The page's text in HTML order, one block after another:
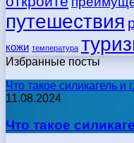
путешествия
кожи температура
Избранные посты
Что такое силикагель и
11.08.2024
Что такое